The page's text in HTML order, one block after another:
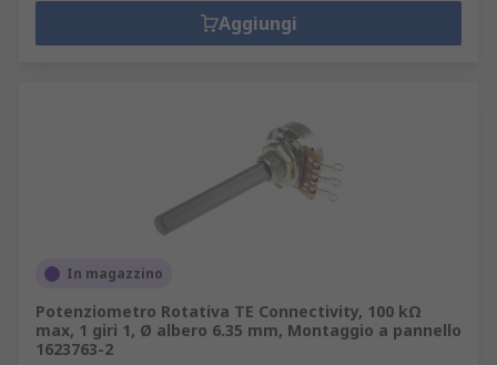
Altri tipi di resistori variabili includono:
Gli accessori del potenziometro
Manopola di potenziometro
Dadi di montaggio potenziometro
Termistori
Utensili di regolazione per resistore
trimmer
Aggiungi
In magazzino
Potenziometro Rotativa TE Connectivity, 100 kΩ
max, 1 giri 1, Ø albero 6.35 mm, Montaggio a pannello
1623763-2